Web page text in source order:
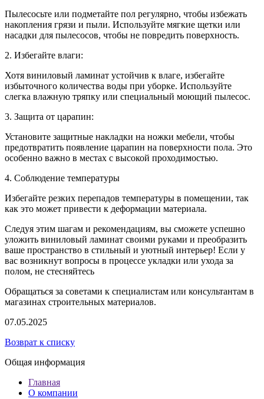
Пылесосьте или подметайте пол регулярно, чтобы избежать
накопления грязи и пыли. Используйте мягкие щетки или
насадки для пылесосов, чтобы не повредить поверхность.
2. Избегайте влаги:
Хотя виниловый ламинат устойчив к влаге, избегайте
избыточного количества воды при уборке. Используйте
слегка влажную тряпку или специальный моющий пылесос.
3. Защита от царапин:
Установите защитные накладки на ножки мебели, чтобы
предотвратить появление царапин на поверхности пола. Это
особенно важно в местах с высокой проходимостью.
4. Соблюдение температуры
Избегайте резких перепадов температуры в помещении, так
как это может привести к деформации материала.
Следуя этим шагам и рекомендациям, вы сможете успешно
уложить виниловый ламинат своими руками и преобразить
ваше пространство в стильный и уютный интерьер! Если у
вас возникнут вопросы в процессе укладки или ухода за
полом, не стесняйтесь
Обращаться за советами к специалистам или консультантам в
магазинах строительных материалов.
07.05.2025
Возврат к списку
Общая информация
Главная
О компании